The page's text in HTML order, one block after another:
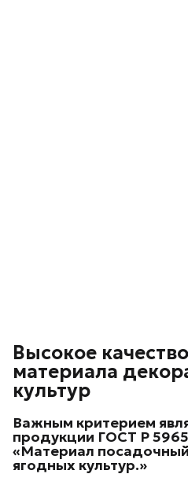
Высокое
материала
культур
Важным критерием
продукции ГОСТ Р
«Материал
ягодных культур.»